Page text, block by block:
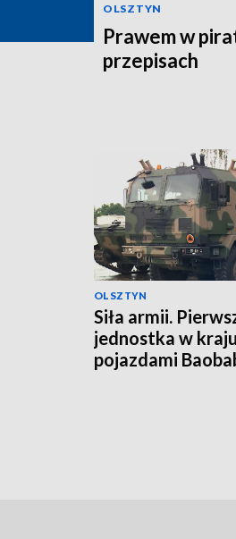
OLSZTYN
Prawem w
przepisach
OLSZTYN
Siła armii.
jednostka w
pojazdami